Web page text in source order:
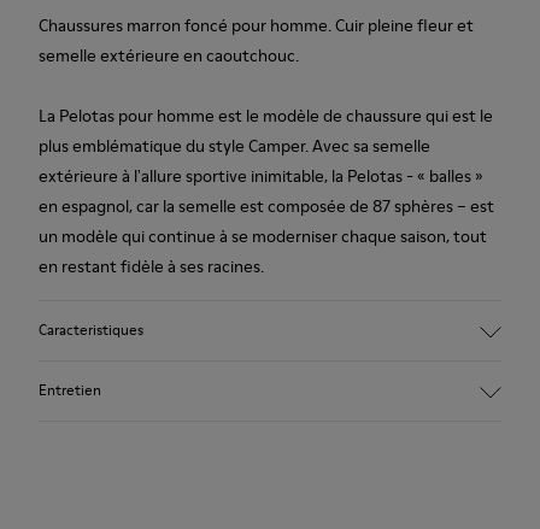
Chaussures marron foncé pour homme. Cuir pleine fleur et
semelle extérieure en caoutchouc.
La Pelotas pour homme est le modèle de chaussure qui est le
plus emblématique du style Camper. Avec sa semelle
extérieure à l'allure sportive inimitable, la Pelotas - « balles »
en espagnol, car la semelle est composée de 87 sphères – est
un modèle qui continue à se moderniser chaque saison, tout
en restant fidèle à ses racines.
Caracteristiques
Entretien